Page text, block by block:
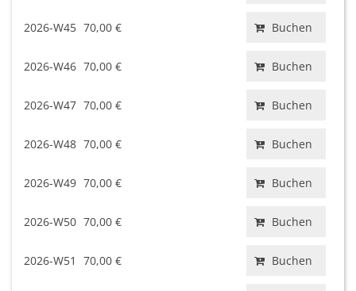
2026-W45 70,00 € Buchen
2026-W46 70,00 € Buchen
2026-W47 70,00 € Buchen
2026-W48 70,00 € Buchen
2026-W49 70,00 € Buchen
2026-W50 70,00 € Buchen
2026-W51 70,00 € Buchen